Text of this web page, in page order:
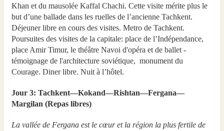
Khan et du mausolée Kaffal Chachi. Cette visite mérite plus le
but d’une ballade dans les ruelles de l’ancienne Tachkent.
Déjeuner libre en cours des visites. Metro de Tachkent.
Poursuites des visites de la capitale: place de l’Indépendance,
place Amir Timur, le théâtre Navoi d'opéra et de ballet -
témoignage de l'architecture soviétique, monument du
Courage. Diner libre. Nuit à l’hôtel.
Jour 3: Tachkent—Kokand—Rishtan—Fergana—
Margilan (Repas libres)
La vallée de Fergana est le cœur et la région la plus fertile de